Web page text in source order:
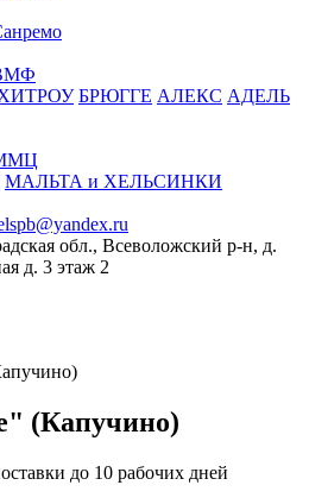
ВМФ
БРЮГГЕ АЛЕКС АДЕЛЬ
ММЦ
МАЛЬТА и ХЕЛЬСИНКИ
обл., Всеволожский р-н, д.
д. 3 этаж 2
(Капучино)
до 10 рабочих дней